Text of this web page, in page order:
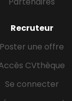
Recruteur
Poster une offre
CVthèque
Se connecter